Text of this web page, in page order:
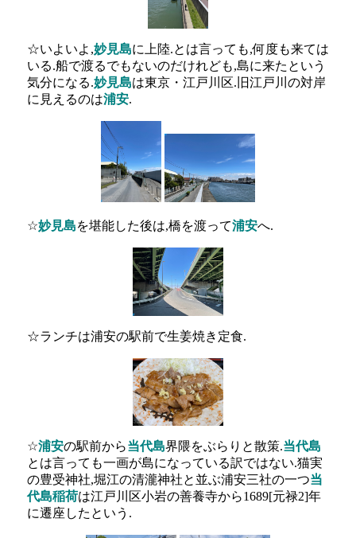
☆いよいよ,妙見島に上陸.とは言っても,何度も来ては
いる.船で渡るでもないのだけれども,島に来たという
気分になる.妙見島は東京・江戸川区.旧江戸川の対岸
に見えるのは浦安.
☆妙見島を堪能した後は,橋を渡って浦安へ.
☆ランチは浦安の駅前で生姜焼き定食.
☆浦安の駅前から当代島界隈をぶらりと散策.当代島
とは言っても一画が島になっている訳ではない.猫実
の豊受神社,堀江の清瀧神社と並ぶ浦安三社の一つ当
代島稲荷は江戸川区小岩の善養寺から1689[元禄2]年
に遷座したという.